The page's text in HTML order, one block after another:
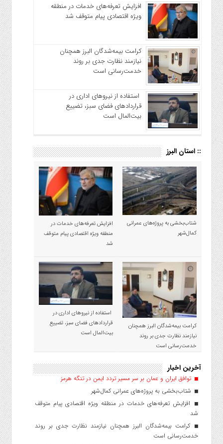
افزایش تعرفه‌های خدمات در منطقه
ویژه اقتصادی پیام متوقف شد
کرامت بیمه‌شدگان البرز همچنان
نیازمند نظارت جدی بر روند
خدمت‌رسانی است
استفاده از نیروهای اداری در
قراردادهای فضای سبز، تضییع
بیت‌المال است
:: استان البرز
شتاب‌بخشی به پروژه‌های عمرانی
کمال‌شهر
افزایش تعرفه‌های خدمات در
منطقه ویژه اقتصادی پیام متوقف
شد
کرامت بیمه‌شدگان البرز همچنان
نیازمند نظارت جدی بر روند
خدمت‌رسانی است
استفاده از نیروهای اداری در
قراردادهای فضای سبز، تضییع
بیت‌المال است
آخرین اخبار
توافق ایران و عمان بر سر مسیر تردد ایمن در تنگه هرمز
شتاب‌بخشی به پروژه‌های عمرانی کمال‌شهر
افزایش تعرفه‌های خدمات در منطقه ویژه اقتصادی پیام متوقف
شد
کرامت بیمه‌شدگان البرز همچنان نیازمند نظارت جدی بر روند
خدمت‌رسانی است